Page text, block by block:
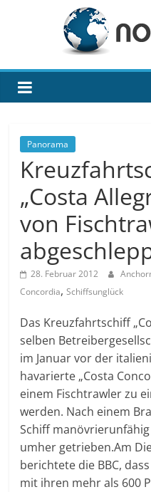
Panorama
„Costa
von
28. Februar 2012
Concordia,Schiffsunglück
Das Kreuzfahrtschiff
selben
im Januar vor der
havarierte „Costa
einem Fischtrawler zu
werden. Nach einem
Schiff
umher getrieben.Am
berichtete die BBC,
mit ihren mehr als 600